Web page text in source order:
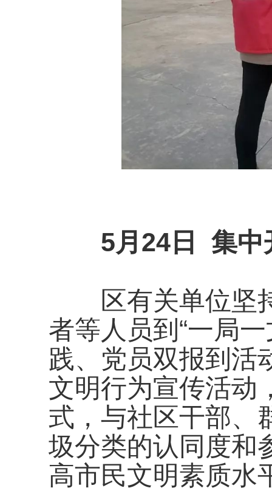
5月24日 集中
区有关单位坚持
者等人员到“一局
践、党员双报到活
文明行为宣传活动
式，与社区干部、
圾分类的认同度和
高市民文明素质水